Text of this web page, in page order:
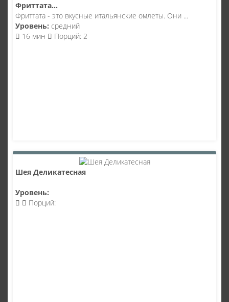
Фриттата...
Фриттата - это вкусные итальянские омлеты. Они ...
Уровень: средний
16 мин
Порций: 2
Шея Деликатесная
Уровень:
Порций: